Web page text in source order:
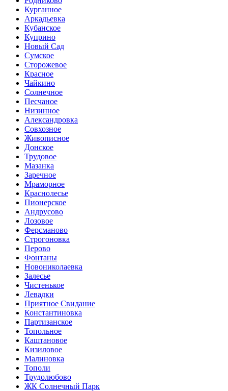
Курганное
Аркадьевка
Кубанское
Куприно
Новый Сад
Сумское
Сторожевое
Красное
Чайкино
Солнечное
Песчаное
Низинное
Александровка
Совхозное
Живописное
Донское
Трудовое
Мазанка
Заречное
Мраморное
Краснолесье
Пионерское
Андрусово
Лозовое
Ферсманово
Строгоновка
Перово
Фонтаны
Новониколаевка
Залесье
Чистенькое
Левадки
Приятное Свидание
Константиновка
Партизанское
Топольное
Каштановое
Кизиловое
Малиновка
Тополи
Трудолюбово
ЖК Солнечный Парк